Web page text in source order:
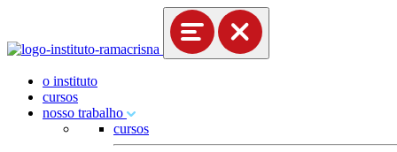
o instituto
cursos
nosso trabalho
cursos